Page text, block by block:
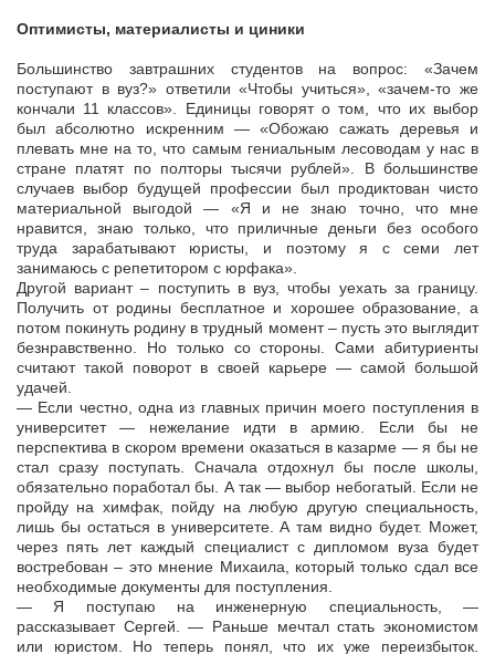
Оптимисты, материалисты и циники
Большинство завтрашних студентов на вопрос: «Зачем
поступают в вуз?» ответили «Чтобы учиться», «зачем-то же
кончали 11 классов». Единицы говорят о том, что их выбор
был абсолютно искренним — «Обожаю сажать деревья и
плевать мне на то, что самым гениальным лесоводам у нас в
стране платят по полторы тысячи рублей». В большинстве
случаев выбор будущей профессии был продиктован чисто
материальной выгодой — «Я и не знаю точно, что мне
нравится, знаю только, что приличные деньги без особого
труда зарабатывают юристы, и поэтому я с семи лет
занимаюсь с репетитором с юрфака».
Другой вариант – поступить в вуз, чтобы уехать за границу.
Получить от родины бесплатное и хорошее образование, а
потом покинуть родину в трудный момент – пусть это выглядит
безнравственно. Но только со стороны. Сами абитуриенты
считают такой поворот в своей карьере — самой большой
удачей.
— Если честно, одна из главных причин моего поступления в
университет — нежелание идти в армию. Если бы не
перспектива в скором времени оказаться в казарме — я бы не
стал сразу поступать. Сначала отдохнул бы после школы,
обязательно поработал бы. А так — выбор небогатый. Если не
пройду на химфак, пойду на любую другую специальность,
лишь бы остаться в университете. А там видно будет. Может,
через пять лет каждый специалист с дипломом вуза будет
востребован – это мнение Михаила, который только сдал все
необходимые документы для поступления.
— Я поступаю на инженерную специальность, —
рассказывает Сергей. — Раньше мечтал стать экономистом
или юристом. Но теперь понял, что их уже переизбыток.